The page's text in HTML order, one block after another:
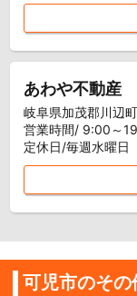
あわや不動産
岐阜県加茂郡川辺
営業時間/ 9:00～
定休日/毎週水曜日
可児市のそ